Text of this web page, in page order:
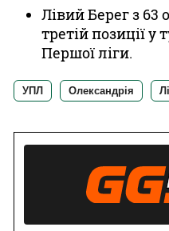
Лівий Берег з 63
третій позиції у
Першої ліги.
УПЛ Олександрія